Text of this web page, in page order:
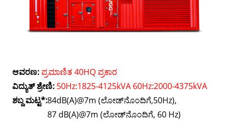
ಆವರಣ: ಪ್ರಮಾಣಿತ 40HQ ಪ್ರಕಾರ
ವಿದ್ಯುತ್ ಶ್ರೇಣಿ: 50Hz:1825-4125kVA 60Hz:2000-4375kVA
ಶಬ್ದ ಮಟ್ಟ*:84dB(A)@7m (ಲೋಡ್‌ನೊಂದಿಗೆ,50Hz),
87 dB(A)@7m (ಲೋಡ್‌ನೊಂದಿಗೆ, 60 Hz)